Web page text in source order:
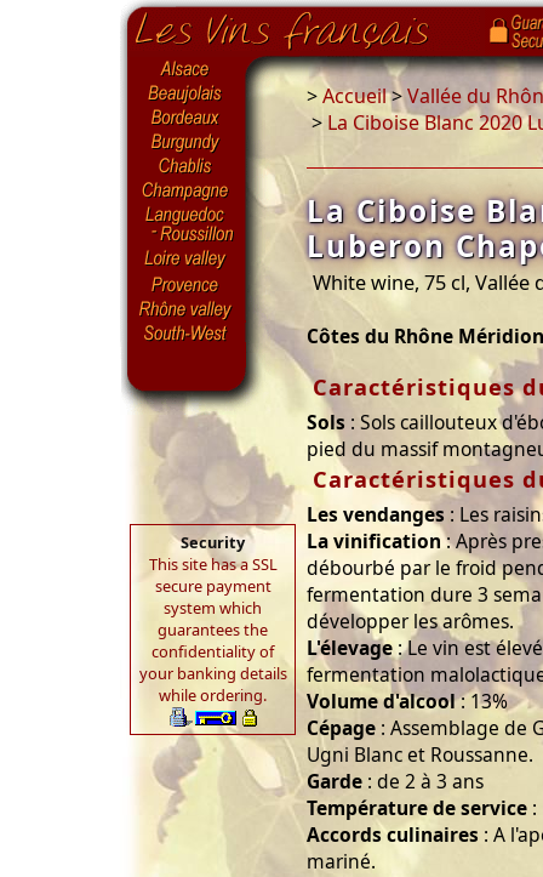
Security
This site has a SSL
secure payment
system which
guarantees the
confidentiality of
your banking details
while ordering.
>Accueil>Vallée du
> La Ciboise Blanc 2020
La Ciboise
Luberon
White wine, 75 cl, Vallée
Côtes du Rhône
Caractéristiques
Sols : Sols caillouteux
pied du massif
Caractéristiques
Les vendanges : Les
La vinification: Après
débourbé par le froid
fermentation dure 3
développer les arômes.
L'élevage : Le vin est
fermentation
Volume d'alcool: 13%
Cépage : Assemblage de
Ugni Blanc et Roussanne.
Garde : de 2 à 3 ans
Température de service :
Accords culinaires : A
mariné.